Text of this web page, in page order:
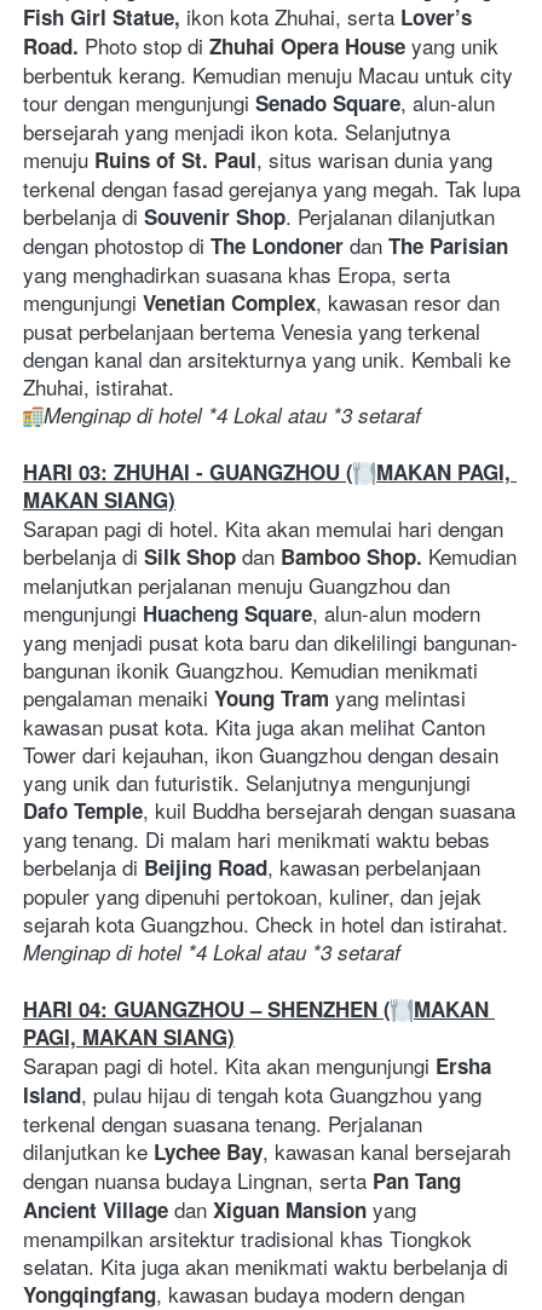
Fish Girl Statue, ikon kota Zhuhai, serta Lover’s
Road. Photo stop di Zhuhai Opera House yang unik
berbentuk kerang. Kemudian menuju Macau untuk city
tour dengan mengunjungi Senado Square, alun-alun
bersejarah yang menjadi ikon kota. Selanjutnya
menuju Ruins of St. Paul, situs warisan dunia yang
terkenal dengan fasad gerejanya yang megah. Tak lupa
berbelanja di Souvenir Shop. Perjalanan dilanjutkan
dengan photostop di The Londoner dan The Parisian
yang menghadirkan suasana khas Eropa, serta
mengunjungi Venetian Complex, kawasan resor dan
pusat perbelanjaan bertema Venesia yang terkenal
dengan kanal dan arsitekturnya yang unik. Kembali ke
Zhuhai, istirahat.
Menginap di hotel *4 Lokal atau *3 setaraf
HARI 03: ZHUHAI - GUANGZHOU (
MAKAN PAGI,
MAKAN SIANG)
Sarapan pagi di hotel. Kita akan memulai hari dengan
berbelanja di Silk Shop dan Bamboo Shop. Kemudian
melanjutkan perjalanan menuju Guangzhou dan
mengunjungi Huacheng Square, alun-alun modern
yang menjadi pusat kota baru dan dikelilingi bangunan-
bangunan ikonik Guangzhou. Kemudian menikmati
pengalaman menaiki Young Tram yang melintasi
kawasan pusat kota. Kita juga akan melihat Canton
Tower dari kejauhan, ikon Guangzhou dengan desain
Dafo Temple, kuil Buddha bersejarah dengan suasana
yang tenang. Di malam hari menikmati waktu bebas
berbelanja di Beijing Road, kawasan perbelanjaan
populer yang dipenuhi pertokoan, kuliner, dan jejak
Menginap di hotel *4 Lokal atau *3 setaraf
HARI 04: GUANGZHOU – SHENZHEN (
MAKAN
PAGI, MAKAN SIANG)
Sarapan pagi di hotel. Kita akan mengunjungi Ersha
Island, pulau hijau di tengah kota Guangzhou yang
terkenal dengan suasana tenang. Perjalanan
dilanjutkan ke Lychee Bay, kawasan kanal bersejarah
dengan nuansa budaya Lingnan, serta Pan Tang
Ancient Village dan Xiguan Mansion yang
menampilkan arsitektur tradisional khas Tiongkok
Yongqingfang, kawasan budaya modern dengan